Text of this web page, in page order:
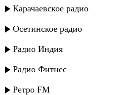
Карачаевское радио
Осетинское радио
Радио Индия
Радио Фитнес
Ретро FM